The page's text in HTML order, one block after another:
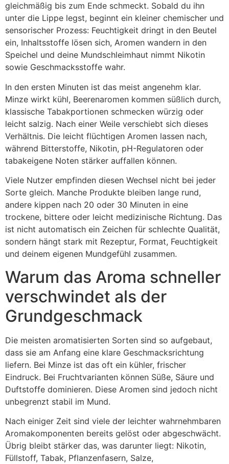
gleichmäßig bis zum Ende schmeckt. Sobald du ihn
unter die Lippe legst, beginnt ein kleiner chemischer und
sensorischer Prozess: Feuchtigkeit dringt in den Beutel
ein, Inhaltsstoffe lösen sich, Aromen wandern in den
Speichel und deine Mundschleimhaut nimmt Nikotin
sowie Geschmacksstoffe wahr.
In den ersten Minuten ist das meist angenehm klar.
Minze wirkt kühl, Beerenaromen kommen süßlich durch,
klassische Tabakportionen schmecken würzig oder
leicht salzig. Nach einer Weile verschiebt sich dieses
Verhältnis. Die leicht flüchtigen Aromen lassen nach,
während Bitterstoffe, Nikotin, pH-Regulatoren oder
tabakeigene Noten stärker auffallen können.
Viele Nutzer empfinden diesen Wechsel nicht bei jeder
Sorte gleich. Manche Produkte bleiben lange rund,
andere kippen nach 20 oder 30 Minuten in eine
trockene, bittere oder leicht medizinische Richtung. Das
ist nicht automatisch ein Zeichen für schlechte Qualität,
sondern hängt stark mit Rezeptur, Format, Feuchtigkeit
und deinem eigenen Mundgefühl zusammen.
Warum das Aroma schneller
verschwindet als der
Grundgeschmack
Die meisten aromatisierten Sorten sind so aufgebaut,
dass sie am Anfang eine klare Geschmacksrichtung
liefern. Bei Minze ist das oft ein kühler, frischer
Eindruck. Bei Fruchtvarianten können Süße, Säure und
Duftstoffe dominieren. Diese Aromen sind jedoch nicht
unbegrenzt stabil im Mund.
Nach einiger Zeit sind viele der leichter wahrnehmbaren
Aromakomponenten bereits gelöst oder abgeschwächt.
Übrig bleibt stärker das, was darunter liegt: Nikotin,
Füllstoff, Tabak, Pflanzenfasern, Salze,